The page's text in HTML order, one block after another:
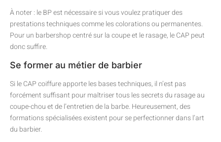
À noter : le BP est nécessaire si vous voulez pratiquer des
prestations techniques comme les colorations ou permanentes.
Pour un barbershop centré sur la coupe et le rasage, le CAP peut
donc suffire.
Se former au métier de barbier
Si le CAP coiffure apporte les bases techniques, il n’est pas
forcément suffisant pour maîtriser tous les secrets du rasage au
coupe-chou et de l’entretien de la barbe. Heureusement, des
formations spécialisées existent pour se perfectionner dans l’art
du barbier.